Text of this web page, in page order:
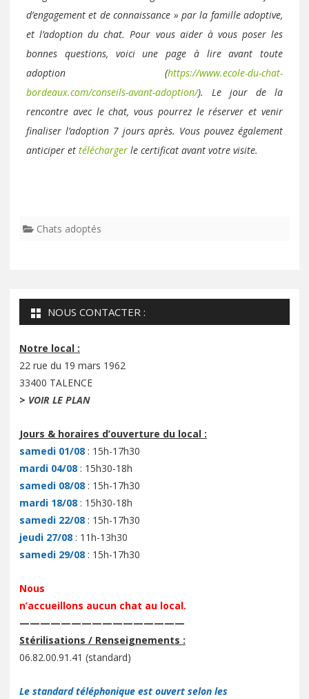
d’engagement et de connaissance » par la famille adoptive,
et l’adoption du chat. Pour vous aider à vous poser les
bonnes questions, voici une page à lire avant toute
adoption (https://www.ecole-du-chat-
bordeaux.com/conseils-avant-adoption/). Le jour de la
rencontre avec le chat, vous pourrez le réserver et venir
finaliser l’adoption 7 jours après. Vous pouvez également
anticiper et télécharger le certificat avant votre visite.
Chats adoptés
NOUS CONTACTER :
Notre local :
22 rue du 19 mars 1962
33400 TALENCE
> VOIR LE PLAN
Jours & horaires d’ouverture du local :
samedi 01/08 : 15h-17h30
mardi 04/08 : 15h30-18h
samedi 08/08 : 15h-17h30
mardi 18/08 : 15h30-18h
samedi 22/08 : 15h-17h30
jeudi 27/08 : 11h-13h30
samedi 29/08 : 15h-17h30
Nous
n’accueillons aucun chat au local.
————————————————
Stérilisations / Renseignements :
06.82.00.91.41 (standard)
Le standard téléphonique est ouvert selon les